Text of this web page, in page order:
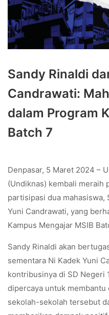
Sandy Rinaldi
Candrawati:
dalam Program
Batch 7
Denpasar, 5 Maret 2024 –
(Undiknas) kembali meraih
partisipasi dua mahasiswa,
Yuni Candrawati, yang
Kampus Mengajar MSIB
Sandy Rinaldi akan
sementara Ni Kadek Yuni
kontribusinya di SD Negeri
dipercaya untuk
sekolah-sekolah tersebut